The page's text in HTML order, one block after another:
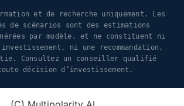
et de recherche uniquement. Les
de scénarios sont des estimations
par modèle, et ne constituent ni
ni une recommandation,
Consultez un conseiller qualifié
décision d’investissement.